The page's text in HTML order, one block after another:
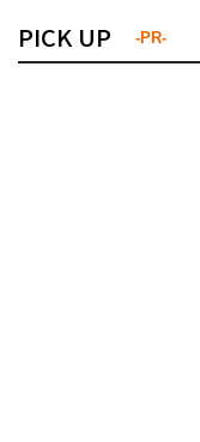
PICK UP -PR-